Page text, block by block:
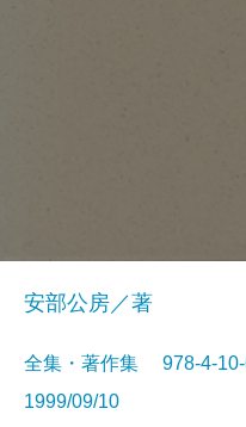
安部公房／著
全集・著作集 978-4-
1999/09/10